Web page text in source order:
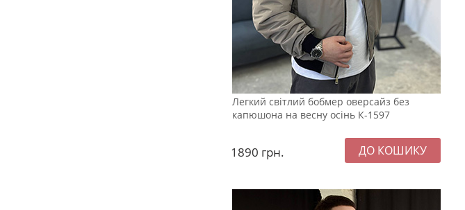
Легкий світлий бобмер оверсайз без
капюшона на весну осінь К-1597
1890 грн.